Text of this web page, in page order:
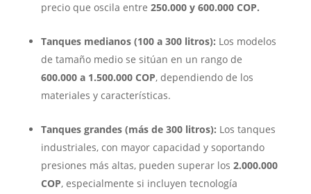
precio que oscila entre 250.000 y 600.000 COP.
Tanques medianos (100 a 300 litros): Los modelos
de tamaño medio se sitúan en un rango de
600.000 a 1.500.000 COP, dependiendo de los
materiales y características.
Tanques grandes (más de 300 litros): Los tanques
industriales, con mayor capacidad y soportando
presiones más altas, pueden superar los 2.000.000
COP, especialmente si incluyen tecnología